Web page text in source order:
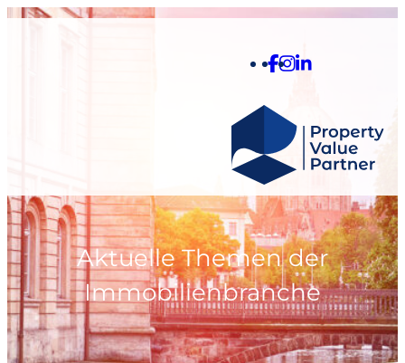
Aktuelle Themen der
Immobilienbranche